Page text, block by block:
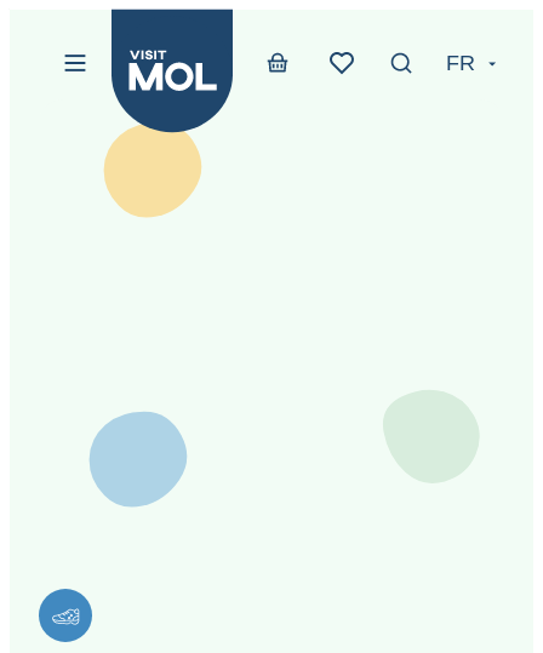
FR
www-btn-text-
Afficher/
Menu Boutique en ligne